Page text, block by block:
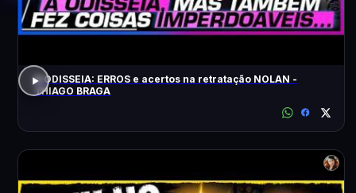
A ODISSEIA: ERROS e acertos na retratação NOLAN -
THIAGO BRAGA